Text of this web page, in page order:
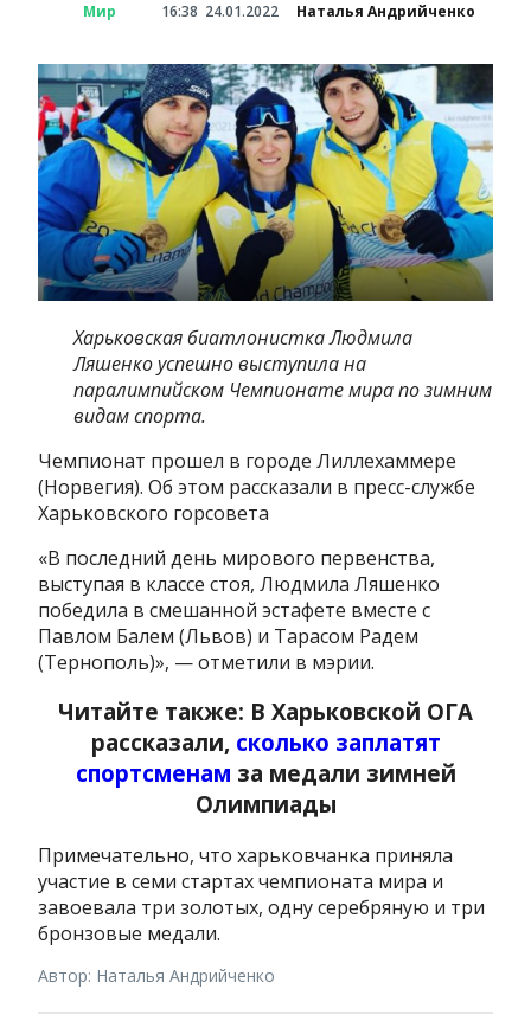
Мир 16:38 24.01.2022 Наталья Андрийченко
Харьковская биатлонистка Людмила
Ляшенко успешно выступила на
паралимпийском Чемпионате мира по зимним
видам спорта.
Чемпионат прошел в городе Лиллехаммере
(Норвегия). Об этом рассказали в пресс-службе
Харьковского горсовета
«В последний день мирового первенства,
выступая в классе стоя, Людмила Ляшенко
победила в смешанной эстафете вместе с
Павлом Балем (Львов) и Тарасом Радем
(Тернополь)», — отметили в мэрии.
Читайте также: В Харьковской ОГА
рассказали, сколько заплатят
спортсменам за медали зимней
Олимпиады
Примечательно, что харьковчанка приняла
участие в семи стартах чемпионата мира и
завоевала три золотых, одну серебряную и три
бронзовые медали.
Автор: Наталья Андрийченко